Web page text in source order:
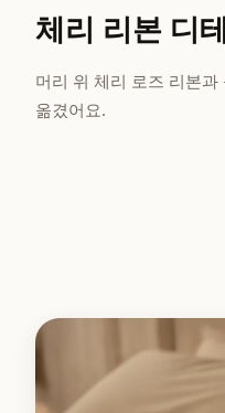
체리 리본 디
머리 위 체리 로즈 리본
옮겼어요.